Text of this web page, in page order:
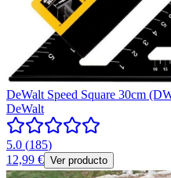
DeWalt Speed Square 30cm
DeWalt
5.0 (185)
12,99 € Ver producto